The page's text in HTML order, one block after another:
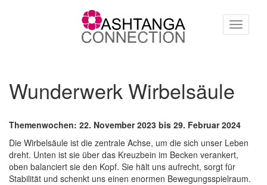
Toggle
Wunderwerk Wirbelsäule
Themenwochen: 22. November 2023 bis 29. Februar 2024
Die Wirbelsäule ist die zentrale Achse, um die sich unser Leben
dreht. Unten ist sie über das Kreuzbein im Becken verankert,
oben balanciert sie den Kopf. Sie hält uns aufrecht, sorgt für
Stabilität und schenkt uns einen enormen Bewegungsspielraum.